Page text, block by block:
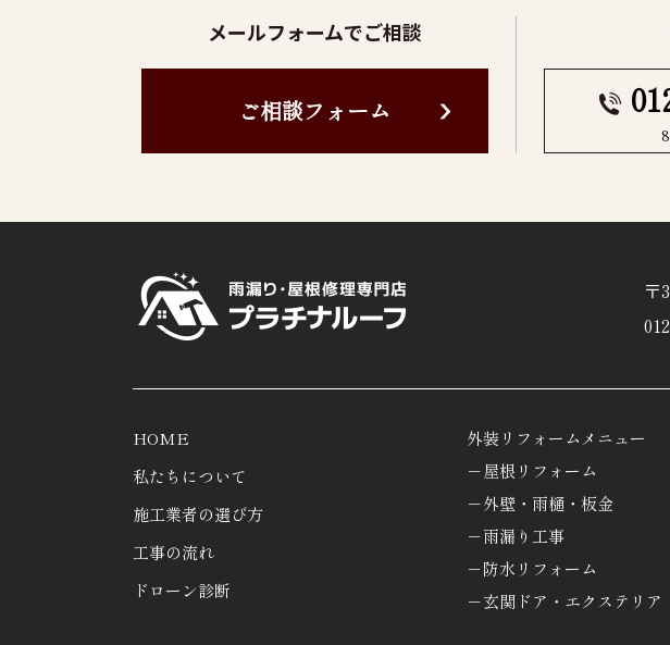
メールフォームでご相談
ご相談フォーム
〒
HOME
私たちについて
施工業者の選び方
工事の流れ
ドローン診断
外装リフォームメニュー
－屋根リフォーム
－外壁・雨樋・板金
－雨漏り工事
－防水リフォーム
－玄関ドア・エクステリア